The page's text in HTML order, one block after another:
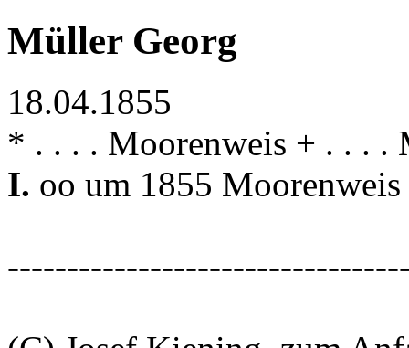
Müller Georg
18.04.1855
* . . . . Moorenweis + . . . .
I. oo um 1855 Moorenweis